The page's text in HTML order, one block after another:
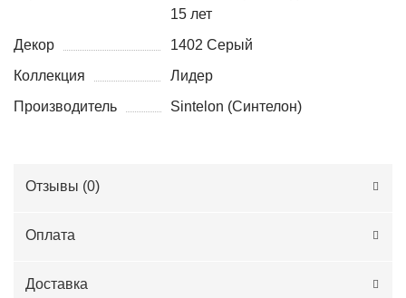
15 лет
Декор
1402 Серый
Коллекция
Лидер
Производитель
Sintelon (Синтелон)
Отзывы (0)
Оплата
Доставка